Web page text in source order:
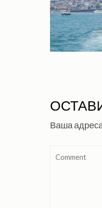
Ваша
Comment